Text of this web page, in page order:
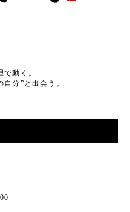
で動く。
分”と出会う。